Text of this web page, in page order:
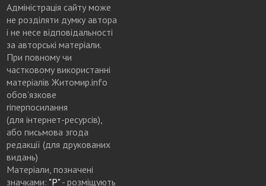
Адміністрація сайту може
не розділяти думку автора
і не несе відповідальності
за авторські матеріали.
При повному чи
частковому використанні
матеріалів Житомир.info
обов’язкове
гіперпосилання
(для інтернет-ресурсів),
або письмова згода
редакції (для друкованих
видань)
Матеріали, позначені
значками: "Р"- розміщують